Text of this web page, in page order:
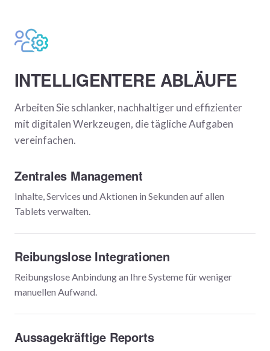
INTELLIGENTERE ABLÄUFE
Arbeiten Sie schlanker, nachhaltiger und effizienter
mit digitalen Werkzeugen, die tägliche Aufgaben
vereinfachen.
Zentrales Management
Inhalte, Services und Aktionen in Sekunden auf allen
Tablets verwalten.
Reibungslose Integrationen
Reibungslose Anbindung an Ihre Systeme für weniger
manuellen Aufwand.
Aussagekräftige Reports